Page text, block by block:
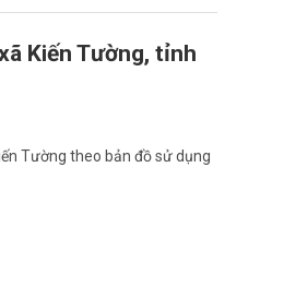
Kiến Tường, tỉnh
Tường theo bản đồ sử dụng